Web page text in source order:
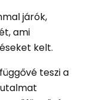
járók,
ami
kelt.
teszi a